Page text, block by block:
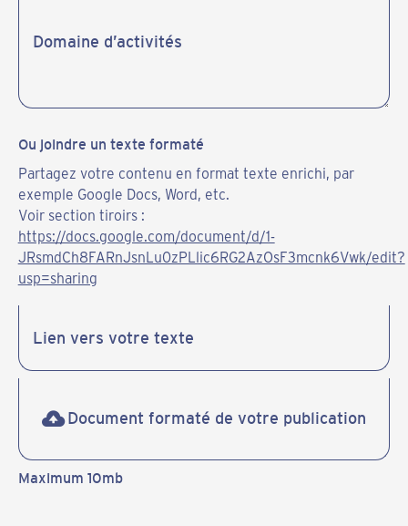
Ou joindre un texte formaté
Partagez votre contenu en format texte enrichi, par
exemple Google Docs, Word, etc.
Voir section tiroirs :
https://docs.google.com/document/d/1-
JRsmdCh8FARnJsnLu0zPLlic6RG2AzOsF3mcnk6Vwk/edit?
usp=sharing
Document formaté de votre publication
Maximum 10mb